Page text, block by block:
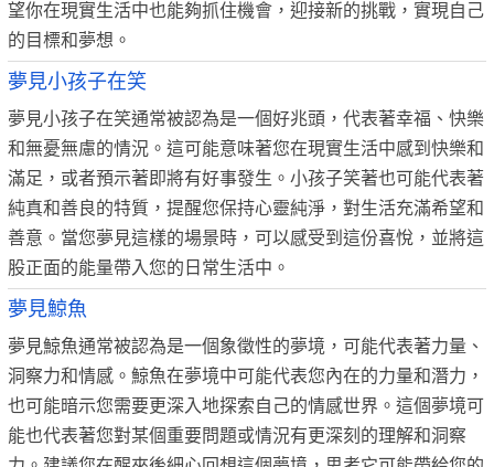
望你在現實生活中也能夠抓住機會，迎接新的挑戰，實現自己
的目標和夢想。
夢見小孩子在笑
夢見小孩子在笑通常被認為是一個好兆頭，代表著幸福、快樂
和無憂無慮的情況。這可能意味著您在現實生活中感到快樂和
滿足，或者預示著即將有好事發生。小孩子笑著也可能代表著
純真和善良的特質，提醒您保持心靈純淨，對生活充滿希望和
善意。當您夢見這樣的場景時，可以感受到這份喜悅，並將這
股正面的能量帶入您的日常生活中。
夢見鯨魚
夢見鯨魚通常被認為是一個象徵性的夢境，可能代表著力量、
洞察力和情感。鯨魚在夢境中可能代表您內在的力量和潛力，
也可能暗示您需要更深入地探索自己的情感世界。這個夢境可
能也代表著您對某個重要問題或情況有更深刻的理解和洞察